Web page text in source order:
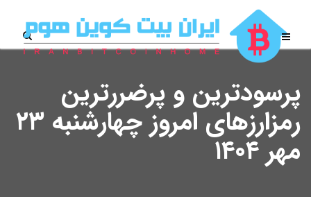
پرسودترین و پرضررترین
رمزارزهای امروز چهارشنبه ۲۳
مهر ۱۴۰۴